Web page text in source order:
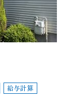
給与計算